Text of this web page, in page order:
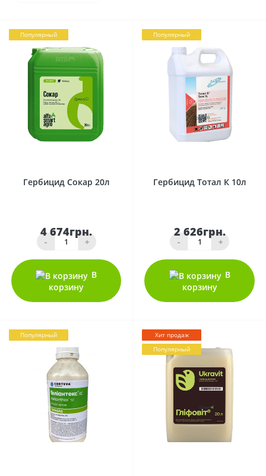
Популярный
Гербицид Сокар 20л
4 674грн.
- +
В
корзину
Популярный
Гербицид Тотал К 10л
2 626грн.
- +
В
корзину
Популярный
Хит продаж
Популярный